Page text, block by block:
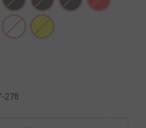
Gelbes Fluor
278